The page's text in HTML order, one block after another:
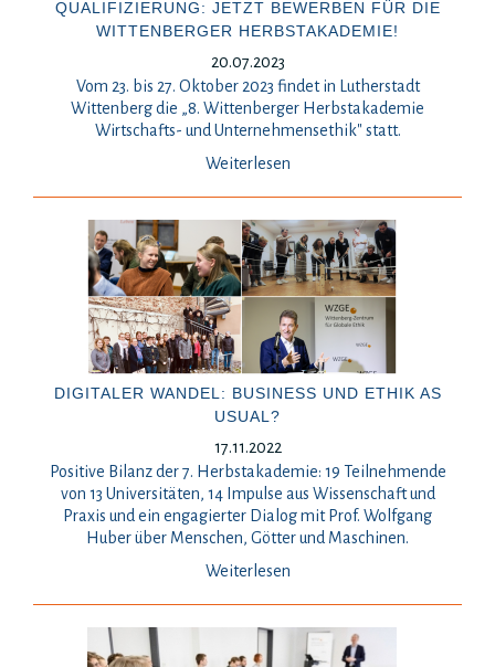
QUALIFIZIERUNG: JETZT BEWERBEN FÜR DIE
WITTENBERGER HERBSTAKADEMIE!
20.07.2023
Vom 23. bis 27. Oktober 2023 findet in Lutherstadt
Wittenberg die „8. Wittenberger Herbstakademie
Wirtschafts- und Unternehmensethik" statt.
Weiterlesen
DIGITALER WANDEL: BUSINESS UND ETHIK AS
USUAL?
17.11.2022
Positive Bilanz der 7. Herbstakademie: 19 Teilnehmende
von 13 Universitäten, 14 Impulse aus Wissenschaft und
Praxis und ein engagierter Dialog mit Prof. Wolfgang
Huber über Menschen, Götter und Maschinen.
Weiterlesen